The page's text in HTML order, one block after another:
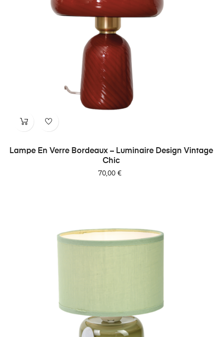
Lampe En Verre Bordeaux – Luminaire Design Vintage
Chic
Prix
70,00 €